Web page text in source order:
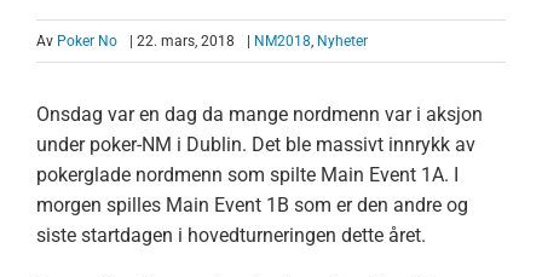
Av Poker No | 22. mars, 2018 NM2018, Nyheter
Onsdag var en dag da mange nordmenn var i aksjon
under poker-NM i Dublin. Det ble massivt innrykk av
pokerglade nordmenn som spilte Main Event 1A. I
morgen spilles Main Event 1B som er den andre og
siste startdagen i hovedturneringen dette året.